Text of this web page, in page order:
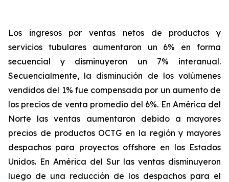
Los ingresos por ventas netos de productos y
servicios tubularesaumentaron un 6% en forma
secuencial y disminuyeron un 7% interanual.
Secuencialmente, la disminución de los volúmenes
vendidos del 1% fue compensada por un aumento de
los precios de venta promedio del 6%. En América del
Norte las ventas aumentaron debido a mayores
precios de productos OCTG en la región y mayores
despachos para proyectos offshore en los Estados
Unidos. En América del Sur las ventas disminuyeron
luego de una reducción de los despachos para el